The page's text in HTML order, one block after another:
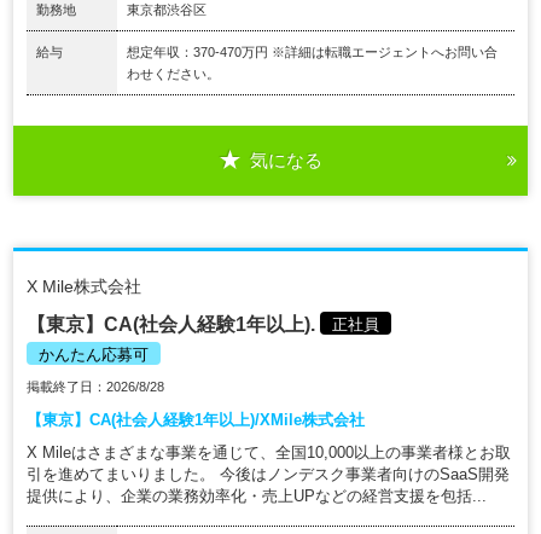
勤務地 東京都渋谷区
給与
想定年収：370-470万円 ※詳細は転職エージェントへお問い合
わせください。
気になる
X Mile株式会社
【東京】CA(社会人経験1年以上).
正社員
かんたん応募可
掲載終了日：2026/8/28
【東京】CA(社会人経験1年以上)/XMile株式会社
X Mileはさまざまな事業を通じて、全国10,000以上の事業者様とお取
引を進めてまいりました。 今後はノンデスク事業者向けのSaaS開発
提供により、企業の業務効率化・売上UPなどの経営支援を包括...